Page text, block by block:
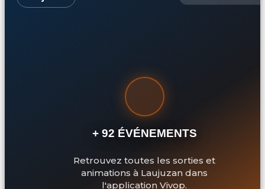
+ 92 ÉVÉNEMENTS
Retrouvez toutes les sorties et
animations à Laujuzan dans
l'application Vivop.